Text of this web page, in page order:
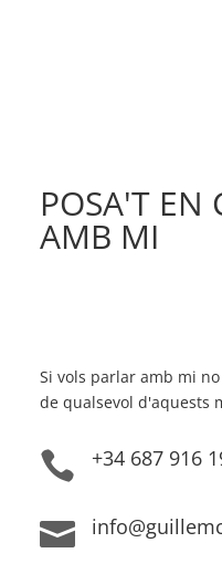
POSA'T EN
AMB MI
Si vols parlar amb mi
de qualsevol d'aquests
 +34 687 916
